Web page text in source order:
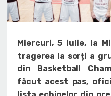
Miercuri, 5 iulie, la
tragerea la sorți a
din Basketball
făcut acest pas,